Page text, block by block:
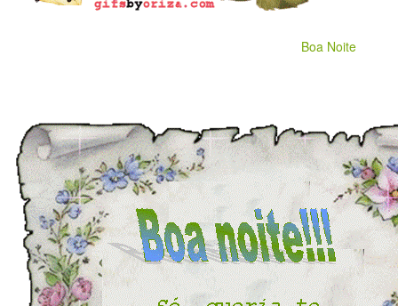
Boa Noite